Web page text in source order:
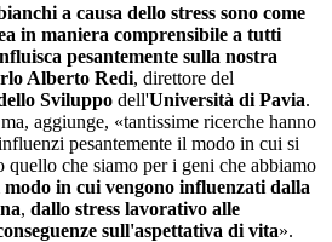
a causa dello stress sono come
in maniera comprensibile a tutti
pesantemente sulla nostra
Alberto Redi, direttore del
Sviluppo dell'Università di Pavia.
aggiunge, «tantissime ricerche hanno
pesantemente il modo in cui si
che siamo per i geni che abbiamo
in cui vengono influenzati dalla
, dallo stress lavorativo alle
sull'aspettativa di vita».